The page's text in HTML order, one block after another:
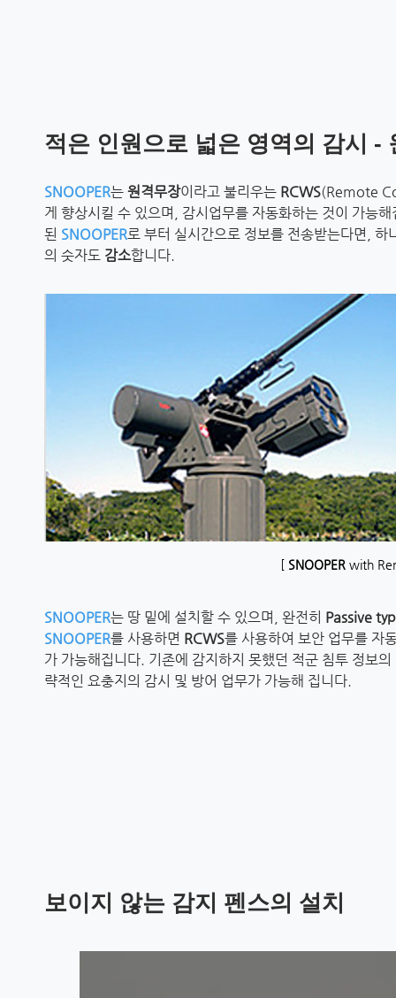
적은 인원으로 넓은 영역의 감시 -
SNOOPER는 원격무장이라고 불리우는 RCWS(Remote
게 향상시킬 수 있으며, 감시업무를 자동화하는 것이 가능
된 SNOOPER로 부터 실시간으로 정보를 전송받는다면, 하
의 숫자도 감소합니다.
[ SNOOPER with
SNOOPER는 땅 밑에 설치할 수 있으며, 완전히 Passive
SNOOPER를 사용하면 RCWS를 사용하여 보안 업무를 자
가 가능해집니다. 기존에 감지하지 못했던 적군 침투 정보
략적인 요충지의 감시 및 방어 업무가 가능해 집니다.
보이지 않는 감지 펜스의 설치